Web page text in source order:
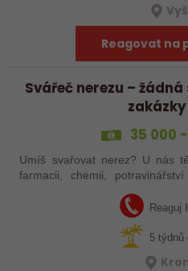
Reagovat na
Svářeč nerezu –
35 000
Umíš svařovat nerez? U nás
farmacii, chemii,
Reaguj
5 týdnů